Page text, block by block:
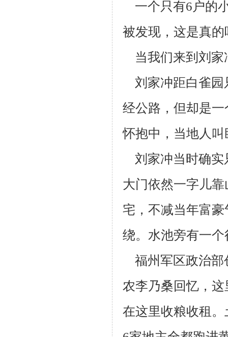
一个只有6户的
被发现，这是真的
当我们来到刘家
刘家冲距白雀园
经公路，但却是
怀抱中，当地人叫
刘家冲当时确实
大门依然一字儿
宅，不减当年富豪
绕。水池旁有一个
福州军区政治部
农李乃桑回忆，
在这里收粮收租。